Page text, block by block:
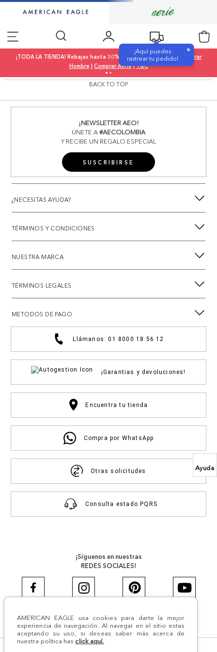
Ayuda
AMERICAN EAGLE usa cookies para darte la mejor
experiencia de navegación. Al navegar en el sitio estas
aceptando su uso, si deseas saber más acerca de
nuestra política has click aquí.
¡Aquí puedes
rastrear tu pedido!
×
¡TODA LA TIENDA! Rebajas hasta 50% OFF |Comprar Mujer|
Comprar
Hombre | Comprar Aerie|T&C
BACK TO TOP
¡NEWSLETTER AEO!
ÚNETE A#AECOLOMBIA
Y RECIBE UN REGALO ESPECIAL
SUSCRIBIRSE
¿NECESITAS AYUDA?
TÉRMINOS Y CONDICIONES
NUESTRA MARCA
TÉRMINOS LEGALES
METODOS DE PAGO
Llámanos: 01 8000 18 56 12
¡Garantias y devoluciones!
Encuentra tu tienda
Compra por WhatsApp
Otras solicitudes
Consulta estado PQRS
¡Síguenos en nuestras
REDES SOCIALES!
#AEJEANS #AerieREALCOL